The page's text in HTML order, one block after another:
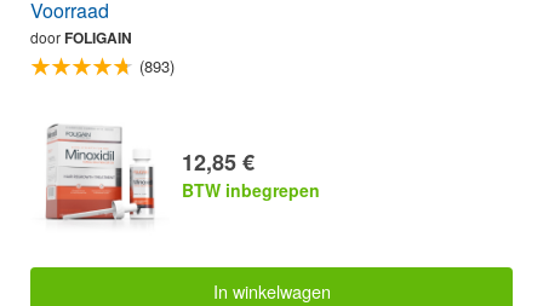
Voorraad
doorFOLIGAIN
(893)
12,85 €
BTW inbegrepen
In winkelwagen